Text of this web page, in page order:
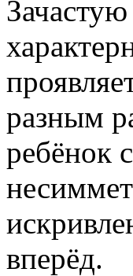
разным
ребёнок
вперёд.